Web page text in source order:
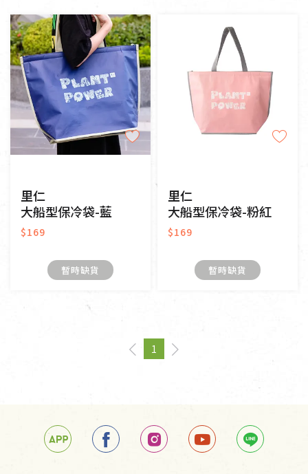
里仁
大船型保冷袋-藍
$169
暫時缺貨
里仁
大船型保冷袋-粉紅
$169
暫時缺貨
pageYou're on page
1
page